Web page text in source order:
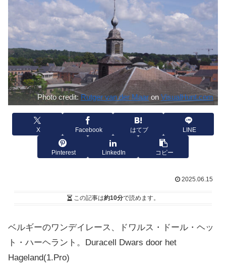
Photo credit: Rutger van der Maaron VisualHunt.com
X Facebook はてブ LINE
Pinterest LinkedIn コピー
2025.06.15
この記事は約10分で読めます。
ベルギーのワンデイレース、ドワルス・ドール・ヘッ
ト・ハーヘラント。Duracell Dwars door het
Hageland(1.Pro)